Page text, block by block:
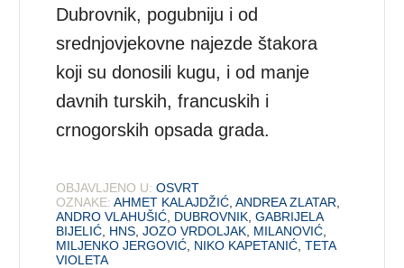
Dubrovnik, pogubniju i od
srednjovjekovne najezde štakora
koji su donosili kugu, i od manje
davnih turskih, francuskih i
crnogorskih opsada grada.
OBJAVLJENO U: OSVRT
OZNAKE: AHMET KALAJDŽIĆ ,ANDREA ZLATAR
ANDRO VLAHUŠIĆ DUBROVNIK ,GABRIJELA
BIJELIĆ HNS ,JOZO VRDOLJAK MILANOVIĆ
MILJENKO JERGOVIĆ NIKO KAPETANIĆ ,TETA
VIOLETA